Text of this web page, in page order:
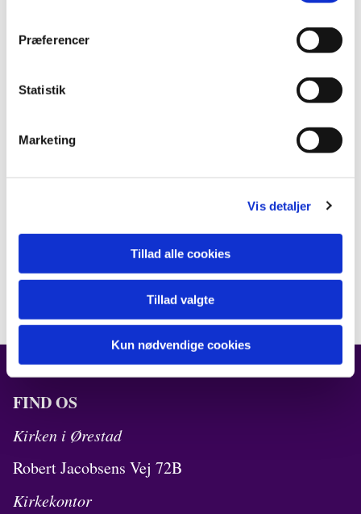
Præferencer
Statistik
Marketing
Vis detaljer
Tillad alle cookies
Tillad valgte
Kun nødvendige cookies
FIND OS
Kirken i Ørestad
Robert Jacobsens Vej 72B
Kirkekontor